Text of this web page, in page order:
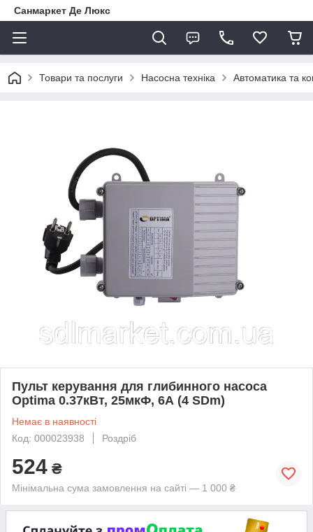
Санмаркет Де Люкс
Товари та послуги Насосна техніка Автоматика та
Пульт керування для глибинного насоса
Optima 0.37кВт, 25мкФ, 6А (4 SDm)
Немає в наявності
Код: 000023938
Роздріб
524 ₴
Мінімальна сума замовлення на сайті — 1 000 ₴